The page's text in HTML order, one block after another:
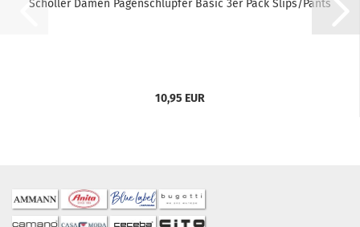
Schöller Damen Pagenschlüpfer Basic 3er Pack Slips/Pants
10,95 EUR